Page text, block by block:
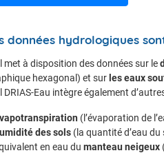
données hydrologiques
met à disposition des données sur le
hexagonal) et sur les eaux
DRIAS-Eau intègre également
(l’évaporation de
des sols (la quantité d’eau
en eau du manteau neigeux